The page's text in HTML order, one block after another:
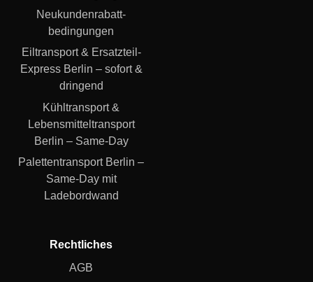
Neukundenrabatt­
bedingungen
Eiltransport & Ersatzteil-
Express Berlin – sofort &
dringend
Kühltransport &
Lebensmitteltransport
Berlin – Same-Day
Palettentransport Berlin –
Same-Day mit
Ladebordwand
Rechtliches
AGB